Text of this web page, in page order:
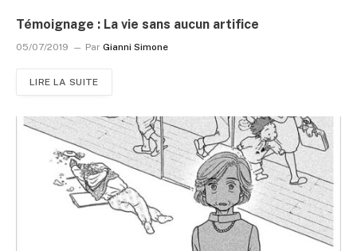
Témoignage : La vie sans aucun artifice
05/07/2019 Par Gianni Simone
LIRE LA SUITE